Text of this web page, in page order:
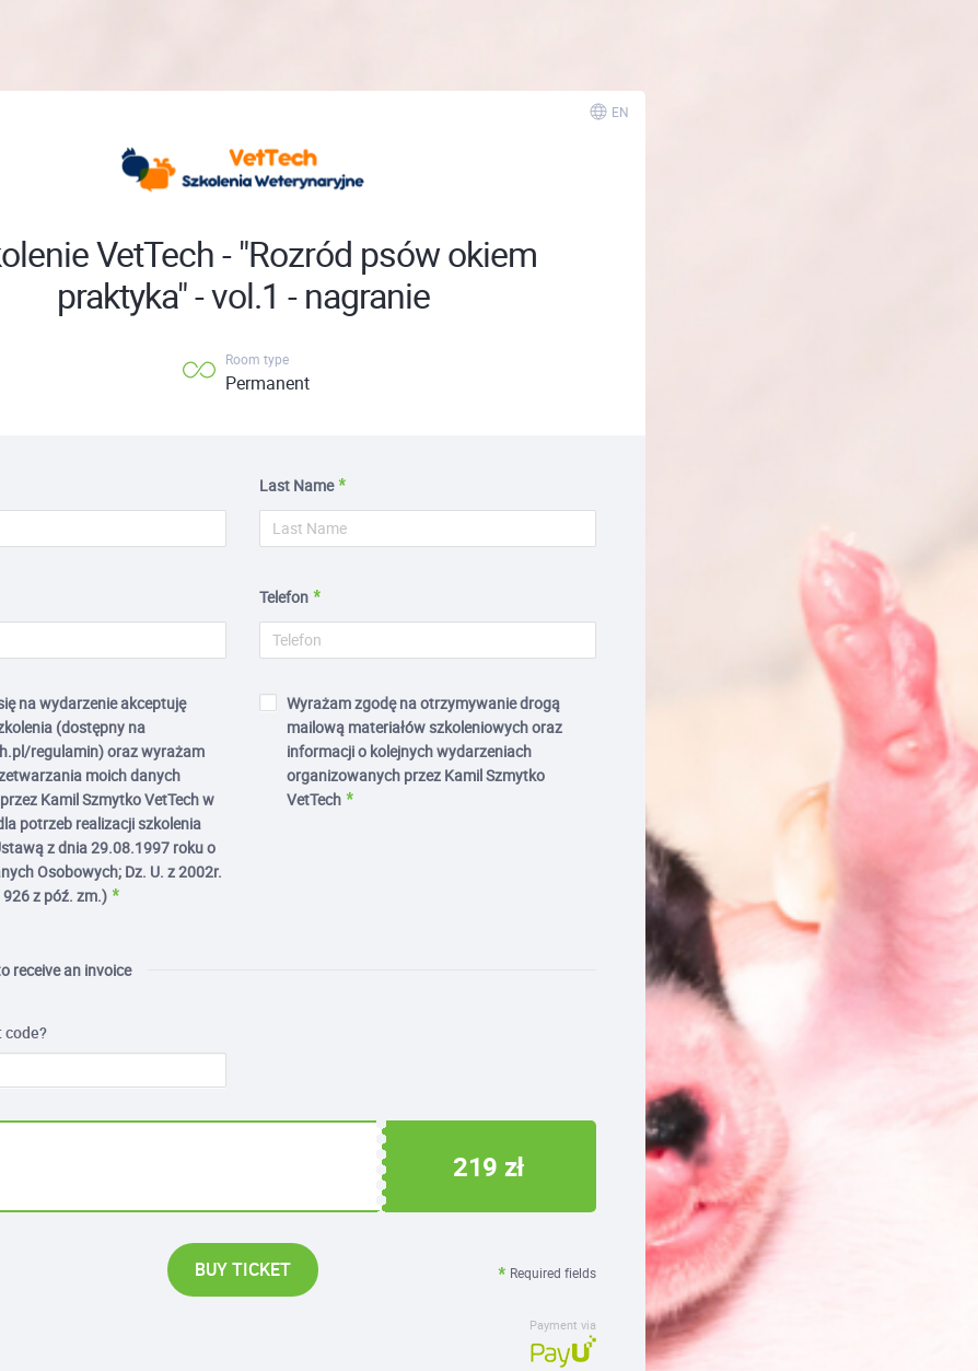
EN
VetTech - "Rozród psów okiem
praktyka" - vol.1 - nagranie
Room type
Permanent
Last Name
Telefon
na wydarzenie akceptuję
(dostępny na
regulamin) oraz wyrażam
moich danych
Kamil Szmytko VetTech w
potrzeb realizacji szkolenia
z dnia 29.08.1997 roku o
Osobowych; Dz. U. z 2002r.
z póź. zm.)
Wyrażam zgodę na otrzymywanie drogą
mailową materiałów szkoleniowych oraz
informacji o kolejnych wydarzeniach
organizowanych przez Kamil Szmytko
VetTech
receive an invoice
code?
219 zł
Required fields
BUY TICKET
Payment via